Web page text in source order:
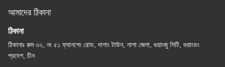
আমাদের ঠিকানা
ঠিকানা
ঠিকানাঃ রুম ৩২, নং ৫১ ফ্যানশেং রোড, দাগাং টাউন, নাশা জেলা, গুয়াংজু সিটি, গুয়াংডং
প্রদেশ, চীন